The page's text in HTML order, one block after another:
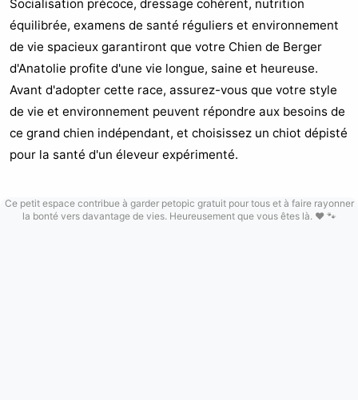
Socialisation précoce, dressage cohérent, nutrition
équilibrée, examens de santé réguliers et environnement
de vie spacieux garantiront que votre Chien de Berger
d'Anatolie profite d'une vie longue, saine et heureuse.
Avant d'adopter cette race, assurez-vous que votre style
de vie et environnement peuvent répondre aux besoins de
ce grand chien indépendant, et choisissez un chiot dépisté
pour la santé d'un éleveur expérimenté.
Ce petit espace contribue à garder petopic gratuit pour tous et à faire rayonner
la bonté vers davantage de vies. Heureusement que vous êtes là. ❤️ 🐾